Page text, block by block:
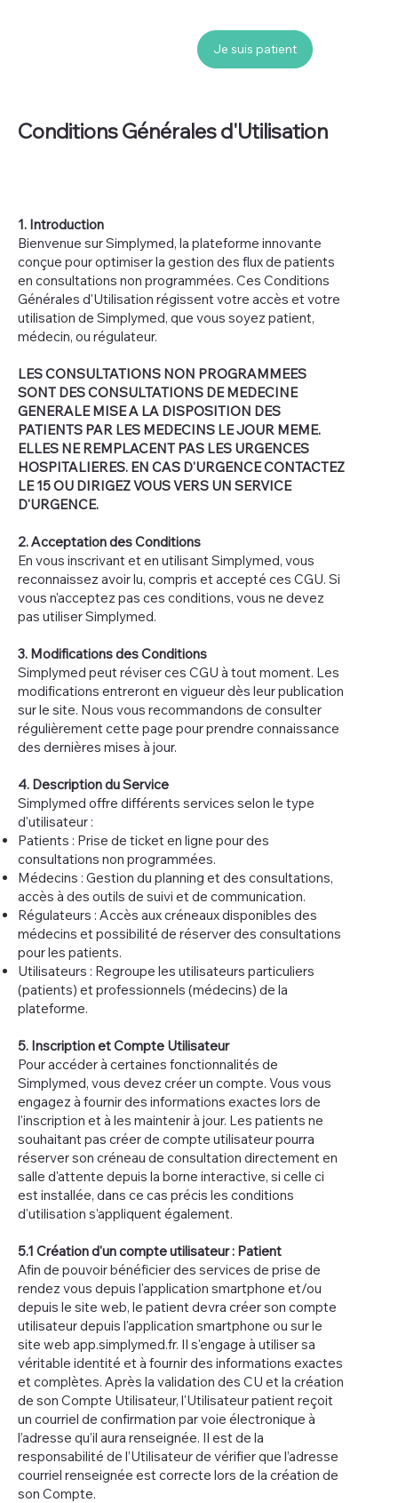
Je suis patient
Conditions Générales d'Utilisation
1. Introduction
Bienvenue sur Simplymed, la plateforme innovante
conçue pour optimiser la gestion des flux de patients
en consultations non programmées. Ces Conditions
Générales d'Utilisation régissent votre accès et votre
utilisation de Simplymed, que vous soyez patient,
médecin, ou régulateur.
LES CONSULTATIONS NON PROGRAMMEES
SONT DES CONSULTATIONS DE MEDECINE
GENERALE MISE A LA DISPOSITION DES
PATIENTS PAR LES MEDECINS LE JOUR MEME.
ELLES NE REMPLACENT PAS LES URGENCES
HOSPITALIERES. EN CAS D'URGENCE CONTACTEZ
LE 15 OU DIRIGEZ VOUS VERS UN SERVICE
D'URGENCE.
2. Acceptation des Conditions
En vous inscrivant et en utilisant Simplymed, vous
reconnaissez avoir lu, compris et accepté ces CGU. Si
vous n'acceptez pas ces conditions, vous ne devez
pas utiliser Simplymed.
3. Modifications des Conditions
Simplymed peut réviser ces CGU à tout moment. Les
modifications entreront en vigueur dès leur publication
sur le site. Nous vous recommandons de consulter
régulièrement cette page pour prendre connaissance
des dernières mises à jour.
4. Description du Service
Simplymed offre différents services selon le type
d'utilisateur :
Patients : Prise de ticket en ligne pour des
consultations non programmées.
Médecins : Gestion du planning et des consultations,
accès à des outils de suivi et de communication.
Régulateurs : Accès aux créneaux disponibles des
médecins et possibilité de réserver des consultations
pour les patients.
Utilisateurs : Regroupe les utilisateurs particuliers
(patients) et professionnels (médecins) de la
plateforme.
5. Inscription et Compte Utilisateur
Pour accéder à certaines fonctionnalités de
Simplymed, vous devez créer un compte. Vous vous
engagez à fournir des informations exactes lors de
l'inscription et à les maintenir à jour. Les patients ne
souhaitant pas créer de compte utilisateur pourra
réserver son créneau de consultation directement en
salle d'attente depuis la borne interactive, si celle ci
est installée, dans ce cas précis les conditions
d'utilisation s'appliquent également.
5.1 Création d'un compte utilisateur : Patient
Afin de pouvoir bénéficier des services de prise de
rendez vous depuis l'application smartphone et/ou
depuis le site web, le patient devra créer son compte
utilisateur depuis l'application smartphone ou sur le
site web app.simplymed.fr. Il s'engage à utiliser sa
véritable identité et à fournir des informations exactes
et complètes. Après la validation des CU et la création
de son Compte Utilisateur, l'Utilisateur patient reçoit
un courriel de confirmation par voie électronique à
l’adresse qu’il aura renseignée. Il est de la
responsabilité de l’Utilisateur de vérifier que l’adresse
courriel renseignée est correcte lors de la création de
son Compte.